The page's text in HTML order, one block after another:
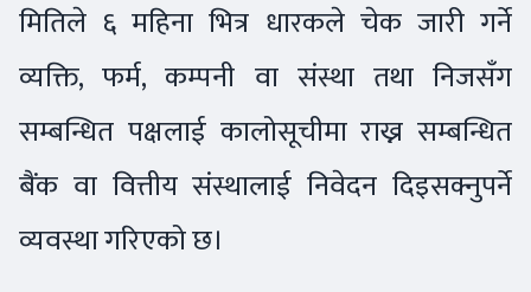
मितिले ६ महिना भित्र धारकले चेक जारी गर्ने
व्यक्ति, फर्म, कम्पनी वा संस्था तथा निजसँग
सम्बन्धित पक्षलाई कालोसूचीमा राख्न सम्बन्धित
बैंक वा वित्तीय संस्थालाई निवेदन दिइसक्नुपर्ने
व्यवस्था गरिएको छ।